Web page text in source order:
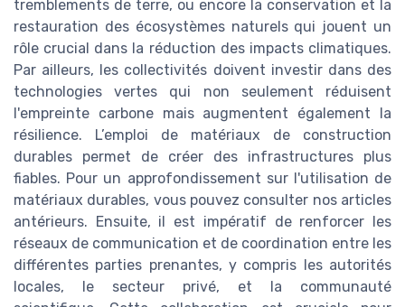
tremblements de terre, ou encore la conservation et la
restauration des écosystèmes naturels qui jouent un
rôle crucial dans la réduction des impacts climatiques.
Par ailleurs, les collectivités doivent investir dans des
technologies vertes qui non seulement réduisent
l'empreinte carbone mais augmentent également la
résilience. L’emploi de matériaux de construction
durables permet de créer des infrastructures plus
fiables. Pour un approfondissement sur l'utilisation de
matériaux durables, vous pouvez consulter nos articles
antérieurs. Ensuite, il est impératif de renforcer les
réseaux de communication et de coordination entre les
différentes parties prenantes, y compris les autorités
locales, le secteur privé, et la communauté